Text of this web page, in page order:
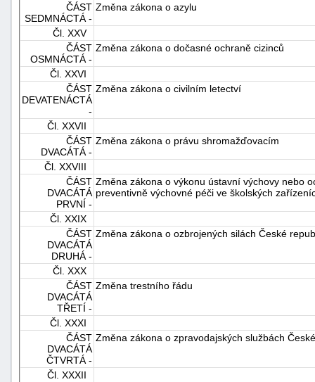
ČÁST
SEDMNÁCTÁ -
Změna zákona o azylu
Čl. XXV
ČÁST
OSMNÁCTÁ -
Změna zákona o dočasné ochraně cizinců
Čl. XXVI
ČÁST
DEVATENÁCTÁ
-
Změna zákona o civilním letectví
Čl. XXVII
ČÁST
DVACÁTÁ -
Změna zákona o právu shromažďovacím
Čl. XXVIII
ČÁST
DVACÁTÁ
PRVNÍ -
Změna zákona o výkonu ústavní výchovy nebo
preventivně výchovné péči ve školských
Čl. XXIX
ČÁST
DVACÁTÁ
DRUHÁ -
Změna zákona o ozbrojených silách České
Čl. XXX
ČÁST
DVACÁTÁ
TŘETÍ -
Změna trestního řádu
Čl. XXXI
ČÁST
DVACÁTÁ
ČTVRTÁ -
Změna zákona o zpravodajských službách
Čl. XXXII